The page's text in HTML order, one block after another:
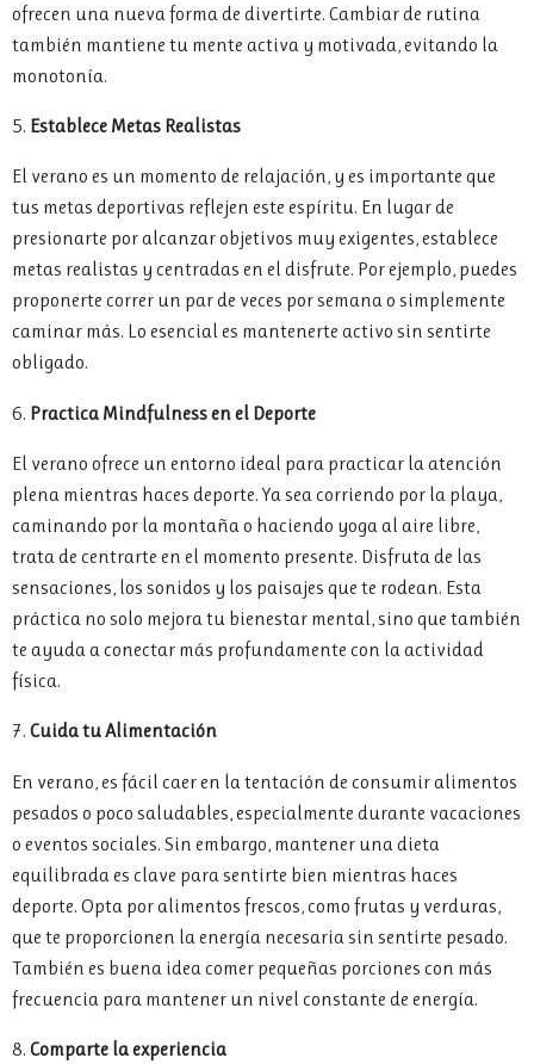
ofrecen una nueva forma de divertirte. Cambiar de rutina
también mantiene tu mente activa y motivada, evitando la
monotonía.
5. Establece Metas Realistas
El verano es un momento de relajación, y es importante que
tus metas deportivas reflejen este espíritu. En lugar de
presionarte por alcanzar objetivos muy exigentes, establece
metas realistas y centradas en el disfrute. Por ejemplo, puedes
proponerte correr un par de veces por semana o simplemente
caminar más. Lo esencial es mantenerte activo sin sentirte
obligado.
6. Practica Mindfulness en el Deporte
El verano ofrece un entorno ideal para practicar la atención
plena mientras haces deporte. Ya sea corriendo por la playa,
caminando por la montaña o haciendo yoga al aire libre,
trata de centrarte en el momento presente. Disfruta de las
sensaciones, los sonidos y los paisajes que te rodean. Esta
práctica no solo mejora tu bienestar mental, sino que también
te ayuda a conectar más profundamente con la actividad
física.
7. Cuida tu Alimentación
En verano, es fácil caer en la tentación de consumir alimentos
pesados o poco saludables, especialmente durante vacaciones
o eventos sociales. Sin embargo, mantener una dieta
equilibrada es clave para sentirte bien mientras haces
deporte. Opta por alimentos frescos, como frutas y verduras,
que te proporcionen la energía necesaria sin sentirte pesado.
También es buena idea comer pequeñas porciones con más
frecuencia para mantener un nivel constante de energía.
8. Comparte la experiencia